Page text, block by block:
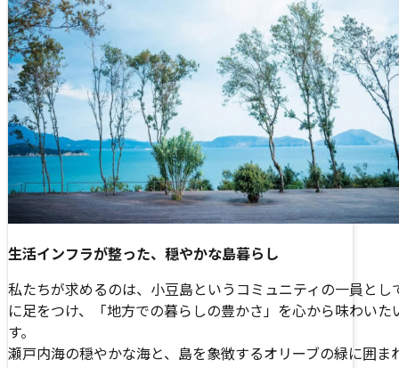
生活インフラが整った、穏やかな島暮らし
私たちが求めるのは、小豆島というコミュニティの一員とし
に足をつけ、「地方での暮らしの豊かさ」を心から味わいた
す。
瀬戸内海の穏やかな海と、島を象徴するオリーブの緑に囲ま